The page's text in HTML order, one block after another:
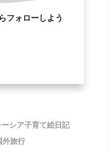
フォローしよう
シア子育て絵日記
外旅行